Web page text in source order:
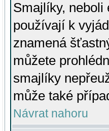
Smajlíky, neboli
používají k
znamená
můžete
smajlíky
může také
Návrat nahoru